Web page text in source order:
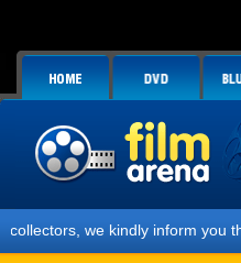
kindly inform you that we